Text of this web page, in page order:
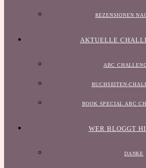
REZENSIONEN
AKTUELLE
ABC
BUCHSEITEN-
BOOK SPECIAL ABC
WER BLOGGT
DANKE